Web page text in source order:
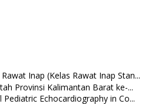
Inap (Kelas Rawat Inap Stan...
Provinsi Kalimantan Barat ke-...
Echocardiography in Co...